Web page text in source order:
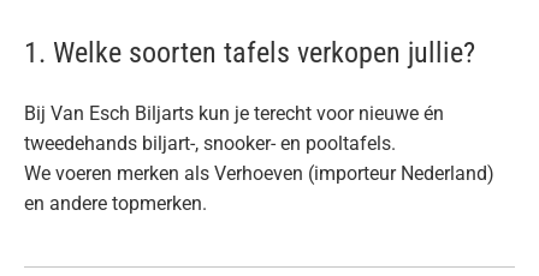
1. Welke soorten tafels verkopen jullie?
Bij Van Esch Biljarts kun je terecht voor nieuwe én
tweedehands biljart-, snooker- en pooltafels.
We voeren merken als Verhoeven (importeur Nederland)
en andere topmerken.